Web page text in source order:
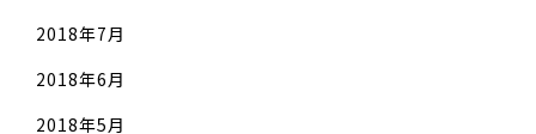
2018年7月
2018年6月
2018年5月